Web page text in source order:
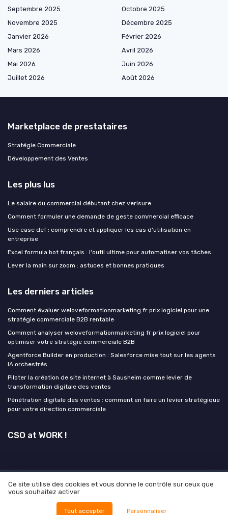
Septembre 2025
Octobre 2025
Novembre 2025
Décembre 2025
Janvier 2026
Février 2026
Mars 2026
Avril 2026
Mai 2026
Juin 2026
Juillet 2026
Août 2026
Marketplace de prestataires
Stratégie Commerciale
Développement des Ventes
Les plus lus
Le salaire du commercial débutant chez verisure
Comment formuler une demande de geste commercial efficace
Use case def : comprendre et appliquer les cas d'utilisation en
entreprise
Excel formula bot français : l'outil ultime pour automatiser vos tâches
Lever la main sur zoom : astuces et bonnes pratiques
Les derniers articles
Comment évaluer weloveformationmarketing fr prix logiciel pour une
stratégie commerciale B2B rentable
Comment analyser weloveformationmarketing fr prix logiciel pour
optimiser votre stratégie commerciale B2B
Agentforce Builder en production : Salesforce mise tout sur les agents
IA orchestrés
Piloter la création de site internet à Sausheim comme levier de
transformation digitale des ventes
Pénétration digitale des ventes : comment en faire un levier stratégique
pour votre direction commerciale
CSO at WORK !
Mentions légales Politique de confidentialité
Grande
Enquête 2026 sur l'IA et la leadgen
© CSO at WORK ! 2026
Ce site utilise des cookies et vous donne le contrôle sur ceux que
vous souhaitez activer
Tout accepter Personnaliser